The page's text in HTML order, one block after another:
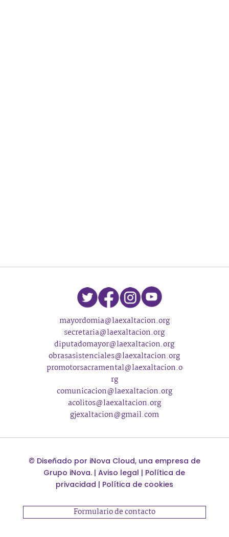
mayordomia@laexaltacion.org
secretaria@laexaltacion.org
diputadomayor@laexaltacion.org
obrasasistenciales@laexaltacion.org
promotorsacramental@laexaltacion.o
rg
comunicacion@laexaltacion.org
acolitos@laexaltacion.org
gjexaltacion@gmail.com
© Diseñado por iNova Cloud, una empresa de
Grupo iNova. |Aviso legal | Política de
privacidad | Política de cookies
Formulario de contacto